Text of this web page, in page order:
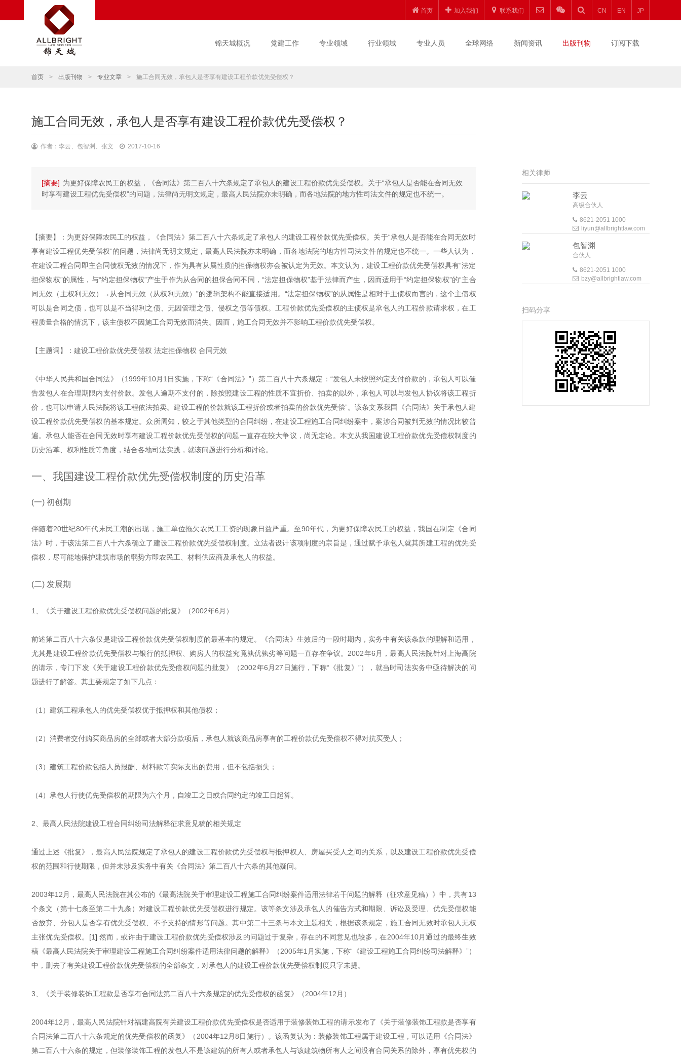
首页 加入我们 联系我们 CN EN JP
锦天城概况 党建工作 专业领域 行业领域 专业人员 全球网络 新闻资讯 出版刊物 订阅下载
首页 > 出版刊物 > 专业文章 > 施工合同无效，承包人是否享有建设工程价款优先受偿权？
施工合同无效，承包人是否享有建设工程价款优先受偿权？
作者：​李云、包智渊、张文 2017-10-16
[摘要] 为更好保障农民工的权益，《合同法》第二百八十六条规定了承包人的建设工程价款优先受偿权。关于“承包人是否能在合同无效
时享有建设工程优先受偿权”的问题，法律尚无明文规定，最高人民法院亦未明确，而各地法院的地方性司法文件的规定也不统一。
【摘要】：为更好保障农民工的权益，《合同法》第二百八十六条规定了承包人的建设工程价款优先受偿权。关于“承包人是否能在合同无效时
享有建设工程优先受偿权”的问题，法律尚无明文规定，最高人民法院亦未明确，而各地法院的地方性司法文件的规定也不统一。一些人认为，
在建设工程合同即主合同债权无效的情况下，作为具有从属性质的担保物权亦会被认定为无效。本文认为，建设工程价款优先受偿权具有“法定
担保物权”的属性，与“约定担保物权”产生于作为从合同的担保合同不同，“法定担保物权”基于法律而产生，因而适用于“约定担保物权”的“主合
同无效（主权利无效）→从合同无效（从权利无效）”的逻辑架构不能直接适用。“法定担保物权”的从属性是相对于主债权而言的，这个主债权
可以是合同之债，也可以是不当得利之债、无因管理之债、侵权之债等债权。工程价款优先受偿权的主债权是承包人的工程价款请求权，在工
程质量合格的情况下，该主债权不因施工合同无效而消失。因而，施工合同无效并不影响工程价款优先受偿权。
【主题词】：建设工程价款优先受偿权 法定担保物权 合同无效
《中华人民共和国合同法》（1999年10月1日实施，下称“《合同法》”）第二百八十六条规定：“发包人未按照约定支付价款的，承包人可以催
告发包人在合理期限内支付价款。发包人逾期不支付的，除按照建设工程的性质不宜折价、拍卖的以外，承包人可以与发包人协议将该工程折
价，也可以申请人民法院将该工程依法拍卖。建设工程的价款就该工程折价或者拍卖的价款优先受偿”。该条文系我国《合同法》关于承包人建
设工程价款优先受偿权的基本规定。众所周知，较之于其他类型的合同纠纷，在建设工程施工合同纠纷案中，案涉合同被判无效的情况比较普
遍。承包人能否在合同无效时享有建设工程价款优先受偿权的问题一直存在较大争议，尚无定论。本文从我国建设工程价款优先受偿权制度的
历史沿革、权利性质等角度，结合各地司法实践，就该问题进行分析和讨论。
一、我国建设工程价款优先受偿权制度的历史沿革
(一) 初创期
伴随着20世纪80年代末民工潮的出现，施工单位拖欠农民工工资的现象日益严重。至90年代， 为更好保障农民工的权益，我国在制定《合同
法》时，于该法第二百八十六条确立了建设工程价款优先受偿权制度。立法者设计该项制度的宗旨是，通过赋予承包人就其所建工程的优先受
偿权，尽可能地保护建筑市场的弱势方即农民工、材料供应商及承包人的权益。
(二) 发展期
1、《关于建设工程价款优先受偿权问题的批复》（2002年6月）
前述第二百八十六条仅是建设工程价款优先受偿权制度的最基本的规定。《合同法》生效后的一段时期内，实务中有关该条款的理解和适用，
尤其是建设工程价款优先受偿权与银行的抵押权、购房人的权益究竟孰优孰劣等问题一直存在争议。2002年6月，最高人民法院针对上海高院
的请示，专门下发《关于建设工程价款优先受偿权问题的批复》（2002年6月27日施行，下称“《批复》”），就当时司法实务中亟待解决的问
题进行了解答。其主要规定了如下几点：
（1）建筑工程承包人的优先受偿权优于抵押权和其他债权；
（2）消费者交付购买商品房的全部或者大部分款项后，承包人就该商品房享有的工程价款优先受偿权不得对抗买受人；
（3）建筑工程价款包括人员报酬、材料款等实际支出的费用，但不包括损失；
（4）承包人行使优先受偿权的期限为六个月，自竣工之日或合同约定的竣工日起算。
2、最高人民法院建设工程合同纠纷司法解释征求意见稿的相关规定
通过上述《批复》，最高人民法院规定了承包人的建设工程价款优先受偿权与抵押权人、房屋买受人之间的关系，以及建设工程价款优先受偿
权的范围和行使期限，但并未涉及实务中有关《合同法》第二百八十六条的其他疑问。
2003年12月，最高人民法院在其公布的《最高法院关于审理建设工程施工合同纠纷案件适用法律若干问题的解释（征求意见稿）》中，共有13
个条文（第十七条至第二十九条）对建设工程价款优先受偿权进行规定。该等条文涉及承包人的催告方式和期限、诉讼及受理、优先受偿权能
否放弃、分包人是否享有优先受偿权、不予支持的情形等问题。其中第二十三条与本文主题相关，根据该条规定，施工合同无效时承包人无权
主张优先受偿权。 [1] 然而，或许由于建设工程价款优先受偿权涉及的问题过于复杂，存在的不同意见也较多，在2004年10月通过的最终生效
稿《最高人民法院关于审理建设工程施工合同纠纷案件适用法律问题的解释》（2005年1月实施，下称“《建设工程施工合同纠纷司法解释》”）
中，删去了有关建设工程价款优先受偿权的全部条文，对承包人的建设工程价款优先受偿权制度只字未提。
3、《关于装修装饰工程款是否享有合同法第二百八十六条规定的优先受偿权的函复》（2004年12月）
2004年12月，最高人民法院针对福建高院有关建设工程价款优先受偿权是否适用于装修装饰工程的请示发布了《关于装修装饰工程款是否享有
合同法第二百八十六条规定的优先受偿权的函复》（2004年12月8日施行）。该函复认为：装修装饰工程属于建设工程，可以适用《合同法》
第二百八十六条的规定，但装修装饰工程的发包人不是该建筑的所有人或者承包人与该建筑物所有人之间没有合同关系的除外，享有优先权的
相关律师
李云
高级合伙人
8621-2051 1000
liyun@allbrightlaw.com
包智渊
合伙人
8621-2051 1000
bzy@allbrightlaw.com
扫码分享